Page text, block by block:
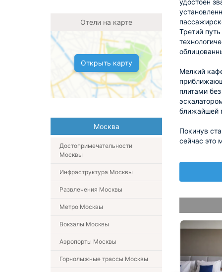
удостоен
Третий
Мелкий
плитами
ближайшей
Покинув
сейчас это
Отели на карте
Открыть карту
Москва
Достопримечательности
Москвы
Инфраструктура Москвы
Развлечения Москвы
Метро Москвы
Вокзалы Москвы
Аэропорты Москвы
Горнолыжные трассы Москвы